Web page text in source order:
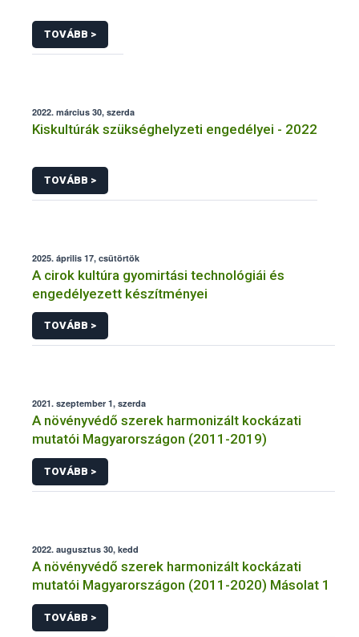
TOVÁBB >
2022. március 30, szerda
Kiskultúrák szükséghelyzeti engedélyei - 2022
TOVÁBB >
2025. április 17, csütörtök
A cirok kultúra gyomirtási technológiái és
engedélyezett készítményei
TOVÁBB >
2021. szeptember 1, szerda
A növényvédő szerek harmonizált kockázati
mutatói Magyarországon (2011-2019)
TOVÁBB >
2022. augusztus 30, kedd
A növényvédő szerek harmonizált kockázati
mutatói Magyarországon (2011-2020) Másolat 1
TOVÁBB >